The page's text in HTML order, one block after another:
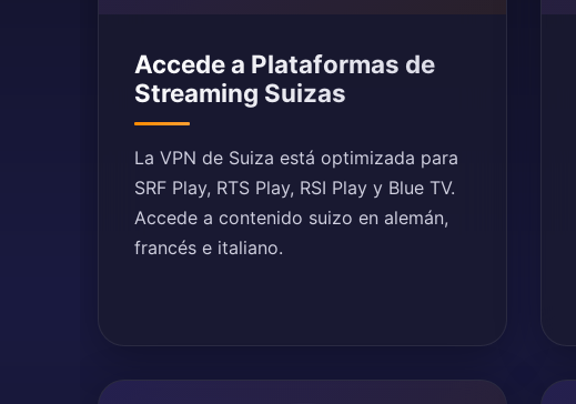
Accede a Plataformas de
Streaming Suizas
La VPN de Suiza está optimizada para
SRF Play, RTS Play, RSI Play y Blue TV.
Accede a contenido suizo en alemán,
francés e italiano.